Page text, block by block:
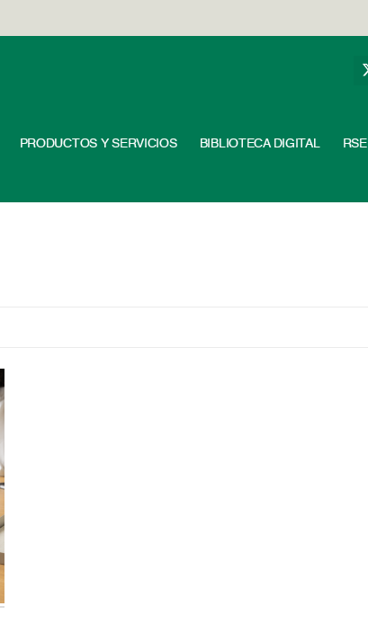
PRODUCTOS Y SERVICIOS BIBLIOTECA DIGITAL RSE